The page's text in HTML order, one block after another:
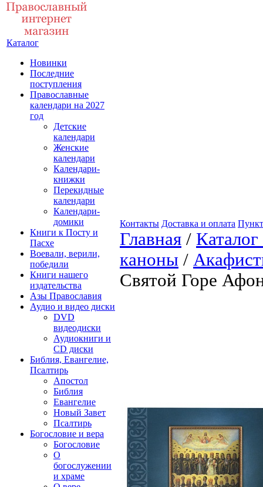
Каталог
Новинки
Последние
поступления
Православные
календари на 2027
год
Детские
календари
Женские
календари
Календари-
книжки
Перекидные
календари
Календари-
домики
Книги к Посту и
Пасхе
Воевали, верили,
победили
Книги нашего
издательства
Азы Православия
Аудио и видео диски
DVD
видеодиски
Аудиокниги и
CD диски
Библия, Евангелие,
Псалтирь
Апостол
Библия
Евангелие
Новый Завет
Псалтирь
Богословие и вера
Богословие
О
богослужении
и храме
Контакты Доставка и оплата
Главная /
каноны /
Святой Горе